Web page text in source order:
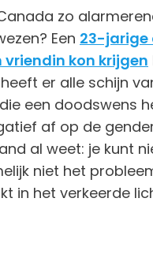
zo
Een 23-jarige
kon krijgen
er alle schijn
een doodswens
af op de
al weet: je kunt
niet het
in het verkeerde